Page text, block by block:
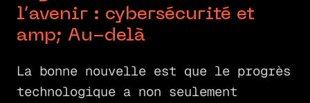
l’avenir : cybersécurité et
amp; Au-delà
La bonne nouvelle est que le progrès
technologique a non seulement